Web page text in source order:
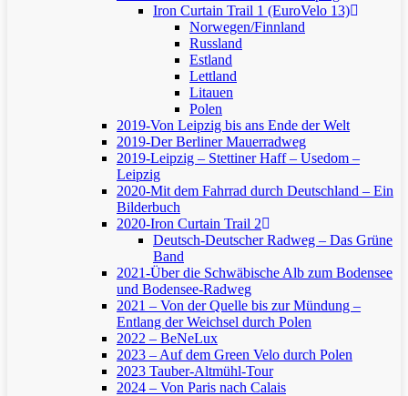
Iron Curtain Trail 1 (EuroVelo 13)
Norwegen/Finnland
Russland
Estland
Lettland
Litauen
Polen
2019-Von Leipzig bis ans Ende der Welt
2019-Der Berliner Mauerradweg
2019-Leipzig – Stettiner Haff – Usedom –
Leipzig
2020-Mit dem Fahrrad durch Deutschland – Ein
Bilderbuch
2020-Iron Curtain Trail 2
Deutsch-Deutscher Radweg – Das Grüne
Band
2021-Über die Schwäbische Alb zum Bodensee
und Bodensee-Radweg
2021 – Von der Quelle bis zur Mündung –
Entlang der Weichsel durch Polen
2022 – BeNeLux
2023 – Auf dem Green Velo durch Polen
2023 Tauber-Altmühl-Tour
2024 – Von Paris nach Calais